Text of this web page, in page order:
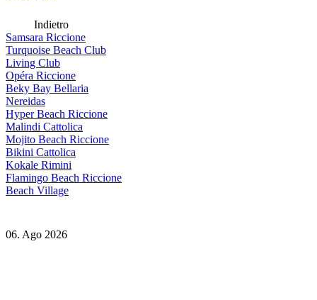
Indietro
Samsara Riccione
Turquoise Beach Club
Living Club
Opéra Riccione
Beky Bay Bellaria
Nereidas
Hyper Beach Riccione
Malindi Cattolica
Mojito Beach Riccione
Bikini Cattolica
Kokale Rimini
Flamingo Beach Riccione
Beach Village
06. Ago 2026